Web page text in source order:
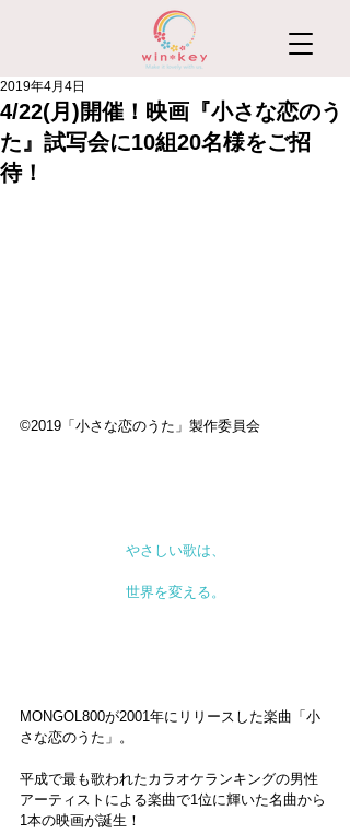
4/22(月)開催！映画『小さな恋のう
た』試写会に10組20名様をご招
待！
2019年4月4日
©︎2019「小さな恋のうた」製作委員会
やさしい歌は、
世界を変える。
MONGOL800が2001年にリリースした楽曲「小
さな恋のうた」。
平成で最も歌われたカラオケランキングの男性
アーティストによる楽曲で1位に輝いた名曲から
1本の映画が誕生！